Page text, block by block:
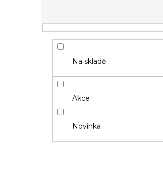
Na skladě
Akce
Novinka